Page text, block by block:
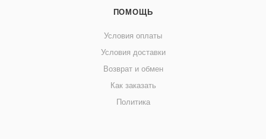
ПОМОЩЬ
Условия оплаты
Условия доставки
Возврат и обмен
Как заказать
Политика